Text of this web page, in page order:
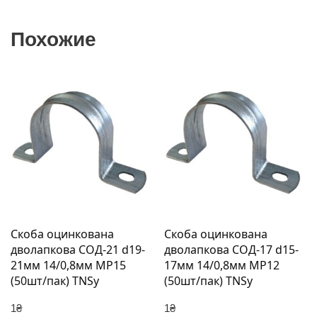
Похожие
Скоба оцинкована
дволапкова СОД-21 d19-
21мм 14/0,8мм МР15
(50шт/пак) TNSy
1₴
Скоба оцинкована
дволапкова СОД-17 d15-
17мм 14/0,8мм МР12
(50шт/пак) TNSy
1₴